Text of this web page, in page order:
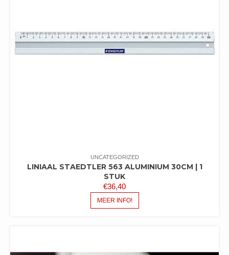
UNCATEGORIZED
LINIAAL STAEDTLER 563 ALUMINIUM 30CM | 1
STUK
€36,40
MEER INFO!